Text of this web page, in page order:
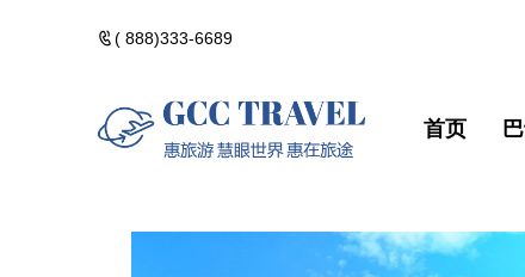
( 888)333-6689
黃石國家公園
河輪熱門路線
精選酒店
首页
黃石國家公園
河輪熱門路線
精選酒店